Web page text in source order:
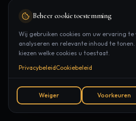
Traitements Épilation
Rendez-vous
Beheer cookie toestemming
Wij gebruiken cookies om uw ervaring
analyseren en relevante inhoud te
kiezen welke cookies u toestaat.
PrivacybeleidCookiebeleid
Weiger Voorkeuren